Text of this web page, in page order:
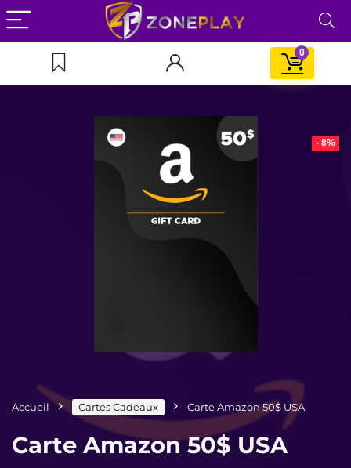
0
- 8%
Accueil Cartes Cadeaux Carte Amazon 50$ USA
Carte Amazon 50$ USA